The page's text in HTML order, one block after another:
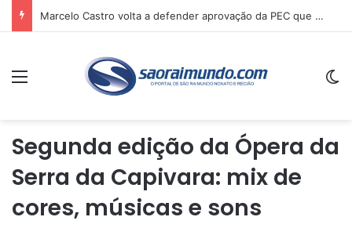
Marcelo Castro volta a defender aprovação da PEC que acaba com a escala 6×1 e avalia clima no Senado
Menu
Segunda edição da Ópera da
Serra da Capivara: mix de
cores, músicas e sons